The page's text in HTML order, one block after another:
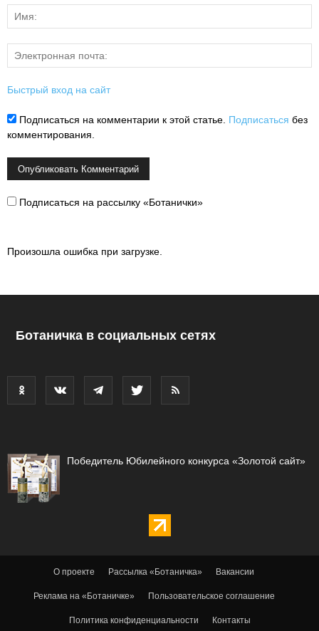
Быстрый вход на сайт
Подписаться на комментарии к этой статье. Подписаться без
комментирования.
Подписаться на рассылку «Ботанички»
Произошла ошибка при загрузке.
Ботаничка в социальных сетях
Победитель Юбилейного конкурса «Золотой сайт»
О проекте Рассылка «Ботаничка» Вакансии
Реклама на «Ботаничке» Пользовательское соглашение
Политика конфиденциальности Контакты